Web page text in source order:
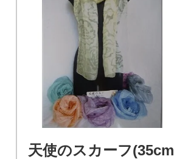
天使のスカーフ(35cm